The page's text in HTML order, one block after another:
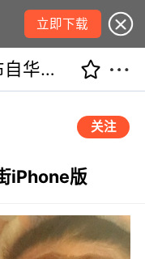
立即下载
我叫胡倩倩－发布自华人街iPhone版
关注
iPhone版